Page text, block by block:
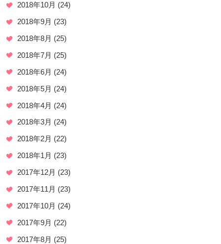
2018年10月 (24)
2018年9月 (23)
2018年8月 (25)
2018年7月 (25)
2018年6月 (24)
2018年5月 (24)
2018年4月 (24)
2018年3月 (24)
2018年2月 (22)
2018年1月 (23)
2017年12月 (23)
2017年11月 (23)
2017年10月 (24)
2017年9月 (22)
2017年8月 (25)